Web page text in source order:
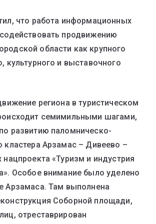
что работа информационных
продвижению
области как крупного
культурного и выставочного
региона в туристическом
семимильными шагами,
развитию паломническо-
кластера Арзамас – Дивеево –
«Туризм и индустрия
Особое внимание было уделено
Арзамаса. Там выполнена
Соборной площади,
отреставрирован